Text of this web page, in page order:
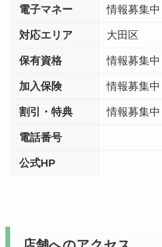
電子マネー 情報募集中
対応エリア 大田区
保有資格 情報募集中
加入保険 情報募集中
割引・特典 情報募集中
電話番号
公式HP